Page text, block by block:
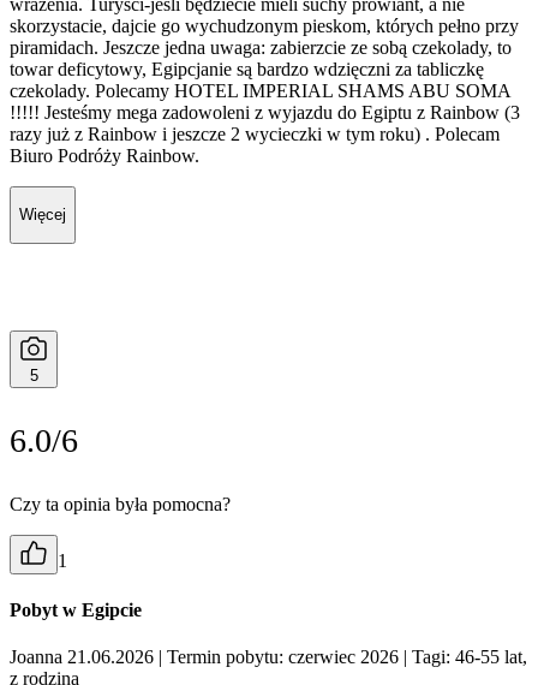
skorzystacie, dajcie go wychudzonym pieskom, których pełno przy
piramidach. Jeszcze jedna uwaga: zabierzcie ze sobą czekolady, to
towar deficytowy, Egipcjanie są bardzo wdzięczni za tabliczkę
czekolady. Polecamy HOTEL IMPERIAL SHAMS ABU SOMA
!!!!! Jesteśmy mega zadowoleni z wyjazdu do Egiptu z Rainbow (3
razy już z Rainbow i jeszcze 2 wycieczki w tym roku) . Polecam
Biuro Podróży Rainbow.
Więcej
5
6.0/6
Czy ta opinia była pomocna?
1
Pobyt w Egipcie
Joanna 21.06.2026 | Termin pobytu: czerwiec 2026 | Tagi: 46-55 lat,
z rodziną